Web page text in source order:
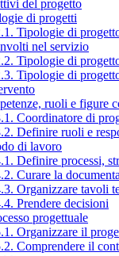
del progetto
di progetti
Tipologie di
nel servizio
Tipologie di
Tipologie di
ruoli e figure
Coordinatore di
Definire ruoli e
di lavoro
Definire processi,
Curare la
Organizzare tavoli
Prendere decisioni
progettuale
Organizzare il
Comprendere il